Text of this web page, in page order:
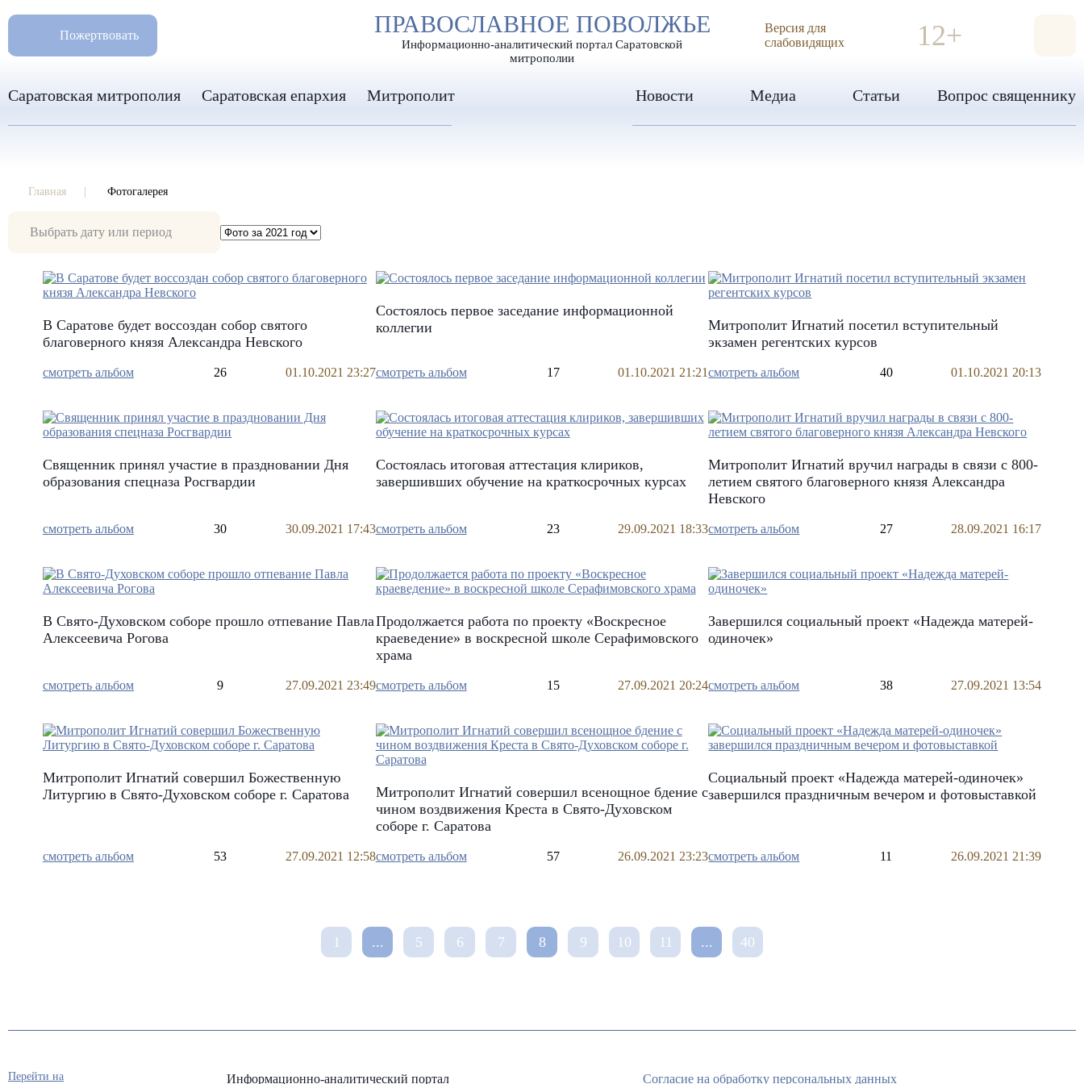
РАЗМЕР ШРИФТА А А А ИЗОБРАЖЕНИЯ
ПРАВОСЛАВНОЕ ПОВОЛЖЬЕ
Информационно-аналитический портал Саратовской
митрополии
Пожертвовать
8 960 346 31 04
info-sar@mail.ru
Версия для
слабовидящих
12+
Саратовская митрополия Саратовская епархия Митрополит Новости Медиа Статьи Вопрос священнику
Главная Фотогалерея
Фотогалерея
В Саратове будет воссоздан собор святого
благоверного князя Александра Невского
смотреть альбом 26 01.10.2021 23:27
Состоялось первое заседание информационной
коллегии
смотреть альбом 17 01.10.2021 21:21
Митрополит Игнатий посетил вступительный
экзамен регентских курсов
смотреть альбом 40 01.10.2021 20:13
Священник принял участие в праздновании Дня
образования спецназа Росгвардии
смотреть альбом 30 30.09.2021 17:43
Состоялась итоговая аттестация клириков,
завершивших обучение на краткосрочных курсах
смотреть альбом 23 29.09.2021 18:33
Митрополит Игнатий вручил награды в связи с 800-
летием святого благоверного князя Александра
Невского
смотреть альбом 27 28.09.2021 16:17
В Свято-Духовском соборе прошло отпевание Павла
Алексеевича Рогова
смотреть альбом 9 27.09.2021 23:49
Продолжается работа по проекту «Воскресное
краеведение» в воскресной школе Серафимовского
храма
смотреть альбом 15 27.09.2021 20:24
Завершился социальный проект «Надежда матерей-
одиночек»
смотреть альбом 38 27.09.2021 13:54
Митрополит Игнатий совершил Божественную
Литургию в Свято-Духовском соборе г. Саратова
смотреть альбом 53 27.09.2021 12:58
Митрополит Игнатий совершил всенощное бдение с
чином воздвижения Креста в Свято-Духовском
соборе г. Саратова
смотреть альбом 57 26.09.2021 23:23
Социальный проект «Надежда матерей-одиночек»
завершился праздничным вечером и фотовыставкой
смотреть альбом 11 26.09.2021 21:39
1 ... 5 6 7 8 9 10 11 ... 40
Информационно-аналитический портал Согласие на обработку персональных данных
Перейти на